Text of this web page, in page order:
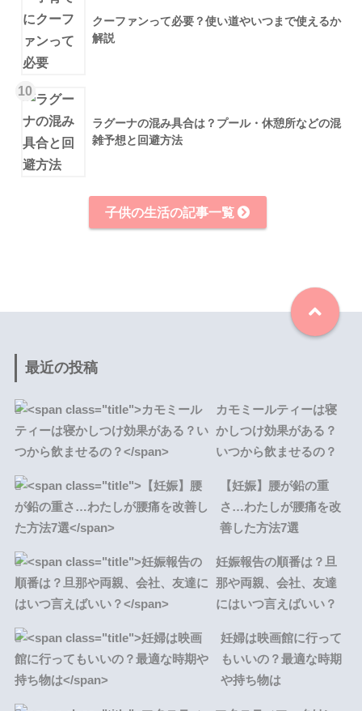
クーファンって必要？使い道やいつまで使えるか
解説
10
ラグーナの混み具合は？プール・休憩所などの混
雑予想と回避方法
子供の生活の記事一覧
最近の投稿
カモミールティーは寝
かしつけ効果がある？
いつから飲ませるの？
【妊娠】腰が鉛の重
さ…わたしが腰痛を改
善した方法7選
妊娠報告の順番は？旦
那や両親、会社、友達
にはいつ言えばいい？
妊婦は映画館に行って
もいいの？最適な時期
や持ち物は